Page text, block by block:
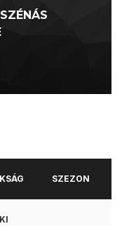
SZEZON